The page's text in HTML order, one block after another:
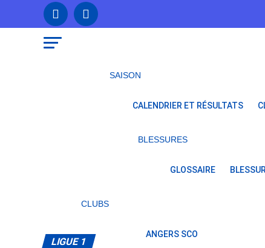
SAISON
CALENDRIER ET RÉSULTATS
BLESSURES
GLOSSAIRE
CLUBS
ANGERS SCO
LIGUE 1